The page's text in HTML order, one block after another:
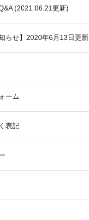
(2021.06.21更新)
らせ】2020年6月13日更新
ーム
表記